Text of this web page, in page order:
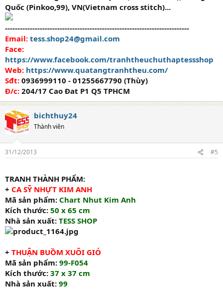
Quốc (Pinkoo,99), VN(Vietnam cross stitch)...
--------------------------------------------------------------------------
Email: tess.shop24@gmail.com
Face:
https://www.facebook.com/tranhtheuchuthaptessshop
Web: https://www.quatangtranhtheu.com/
Sđt: 0936999110 - 01255667790 (Thùy)
Đ/c: 204/17 Cao Đat P1 Q5 TPHCM
bichthuy24
Thành viên
31/12/2013 #5
TRANH THÀNH PHẨM:
+ CA SỸ NHỰT KIM ANH
Mã sản phẩm: Chart Nhut Kim Anh
Kích thước: 50 x 65 cm
Nhà sản xuất: TESS SHOP
+ THUẬN BUỒM XUÔI GIÓ
Mã sản phẩm: 99-F054
Kích thước: 37 x 37 cm
Nhà sản xuất: 99